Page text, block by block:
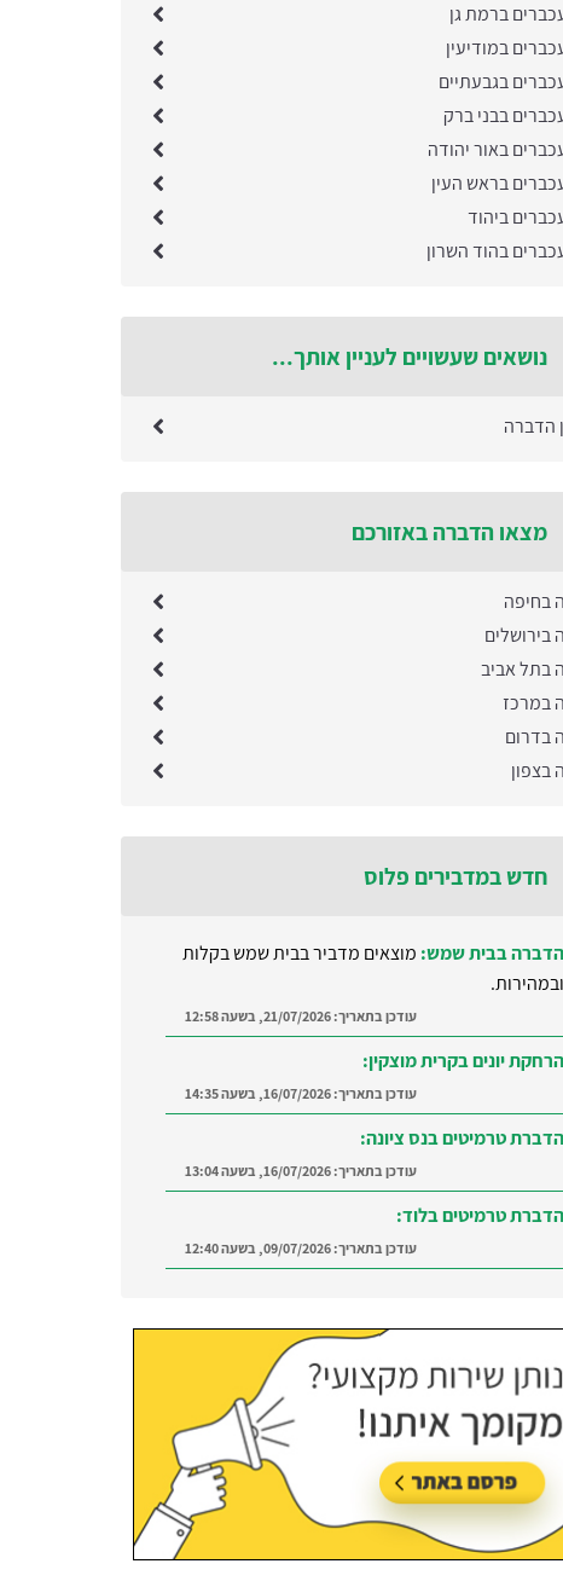
Miri trostinezky linker
ומספק מידע מקצועי
ברמת גן
במודיעין
בגבעתיים
בבני ברק
באור יהודה
בראש העין
ביהוד
בהוד השרון
נושאים שעשויים לעניין אותך...
הדברה
מצאו הדברה באזורכם
בחיפה
בירושלים
בתל אביב
במרכז
בדרום
בצפון
חדש במדבירים פלוס
הדברה בבית שמש: מוצאים מדביר בבית שמש בקלות
ובמהירות.
עודכן בתאריך:21/07/2026, בשעה 12:58
הרחקת יונים בקרית מוצקין:
עודכן בתאריך:16/07/2026, בשעה 14:35
הדברת טרמיטים בנס ציונה:
עודכן בתאריך:16/07/2026, בשעה 13:04
הדברת טרמיטים בלוד:
עודכן בתאריך:09/07/2026, בשעה 12:40
השרון והסביבה
21/07/2026, בשעה 12:58